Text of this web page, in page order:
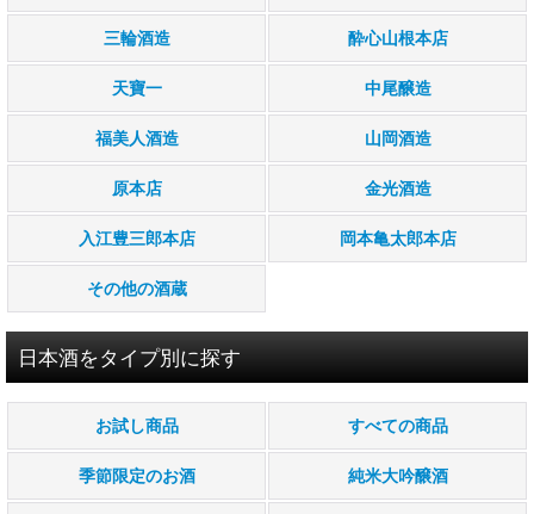
大吟醸酒
1.8Ｌ(一升瓶)
720ml(四合瓶)
小容器入り
贈り物(ギフト)
三輪酒造 酔心山根本店
天寶一 中尾醸造
福美人酒造 山岡酒造
原本店 金光酒造
入江豊三郎本店 岡本亀太郎本店
その他の酒蔵
日本酒をタイプ別に探す
お試し商品 すべての商品
季節限定のお酒 純米大吟醸酒